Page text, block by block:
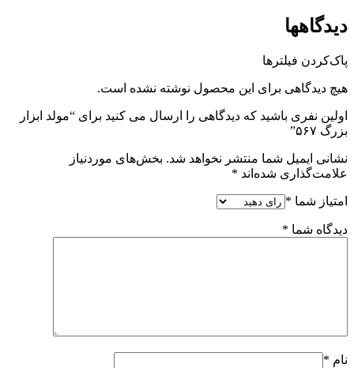
دیدگاهها
پاک‌کردن فیلترها
هیچ دیدگاهی برای این محصول نوشته نشده است.
اولین نفری باشید که دیدگاهی را ارسال می کنید برای “مولد ابزار
بزرگ ۵۶۷”
نشانی ایمیل شما منتشر نخواهد شد. بخش‌های موردنیاز
علامت‌گذاری شده‌اند *
امتیاز شما *
دیدگاه شما *
نام *